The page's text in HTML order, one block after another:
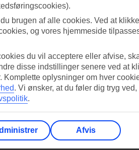
De Kanariske Øer Gran Canaria
Spanien
Republik Egypten
brugen af alle cookies. Ved at
og vores hjemmeside
du vil acceptere eller afvise,
disse indstillinger senere ved at
oplysninger om hver
. Vi ønsker, at du føler dig tryg ved,
.
Afvis